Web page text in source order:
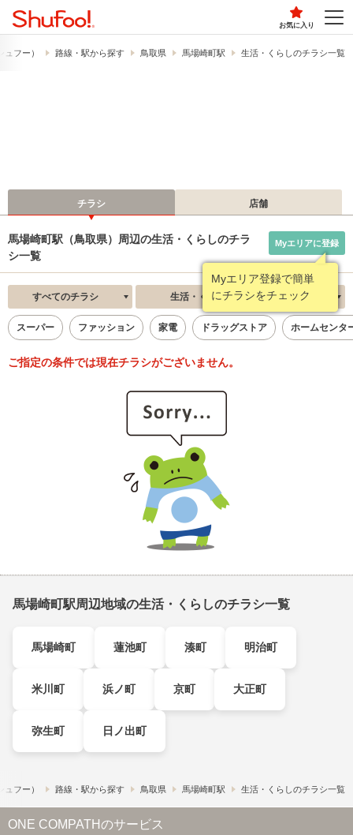
お気に入り
フー） 路線・駅から探す 鳥取県 馬場崎町駅 生活・くらしのチラシ一覧
チラシ 店舗
馬場崎町駅（鳥取県）周辺の生活・くらしのチラ
シ一覧
Myエリア登録で簡単
にチラシをチェック
Myエリアに登録
すべてのチラシ 生活・くらし 新着順
スーパー ファッション 家電 ドラッグストア ホームセンタ
ご指定の条件では現在チラシがございません。
馬場崎町駅周辺地域の生活・くらしのチラシ一覧
馬場崎町 蓮池町 湊町 明治町
米川町 浜ノ町 京町 大正町
弥生町 日ノ出町
フー） 路線・駅から探す 鳥取県 馬場崎町駅 生活・くらしのチラシ一覧
ONE COMPATHのサービス